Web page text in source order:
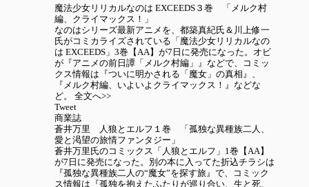
魔法少女リリカルなのは EXCEEDS３巻 「メルク村
編、クライマックス！」
なのはシリーズ最新アニメを、都築真紀氏＆川上修一
氏がコミカライズされている「魔法少女リリカルなの
は EXCEEDS」3巻【AA】が7日に発売になった。オビ
が『アニメの前日譚「メルク村編」』などで、コミッ
クス情報は『ついに明かされる「魔女」の真相』、
『メルク村編、いよいよクライマックス！』などな
ど。 全文へ>>
Tweet
商業誌
蒼井万里 人狼とエルフ１巻 「孤独な異種族二人、
愛と渇望の旅情ファンタジー」
蒼井万里氏のコミックス「人狼とエルフ」1巻【AA】
が7日に発売になった。別の本に入ってた折込チラシは
『孤独な異種族二人の“魔女”を探す旅』で、コミック
ス情報は『孤独を抱えたふたりが巡り合い、生と死、